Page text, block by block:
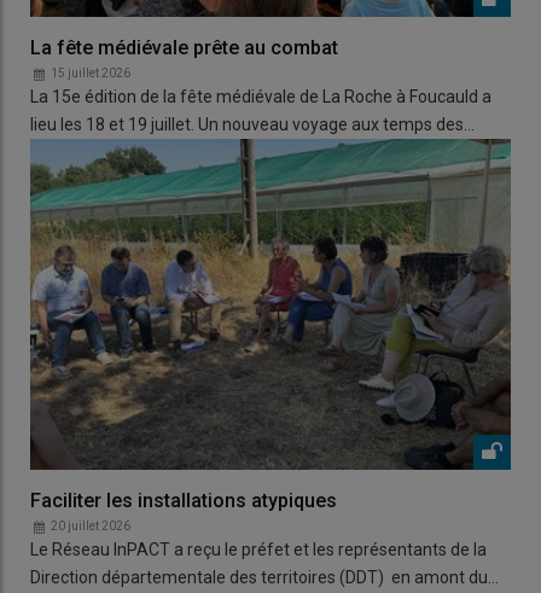
La fête médiévale prête au combat
15 juillet 2026
La 15e édition de la fête médiévale de La Roche à Foucauld a
lieu les 18 et 19 juillet. Un nouveau voyage aux temps des…
Faciliter les installations atypiques
20 juillet 2026
Le Réseau InPACT a reçu le préfet et les représentants de la
Direction départementale des territoires (DDT) en amont du…